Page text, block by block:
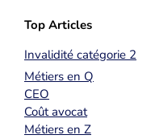
Top Articles
Invalidité catégorie 2
Métiers en Q
CEO
Coût avocat
Métiers en Z